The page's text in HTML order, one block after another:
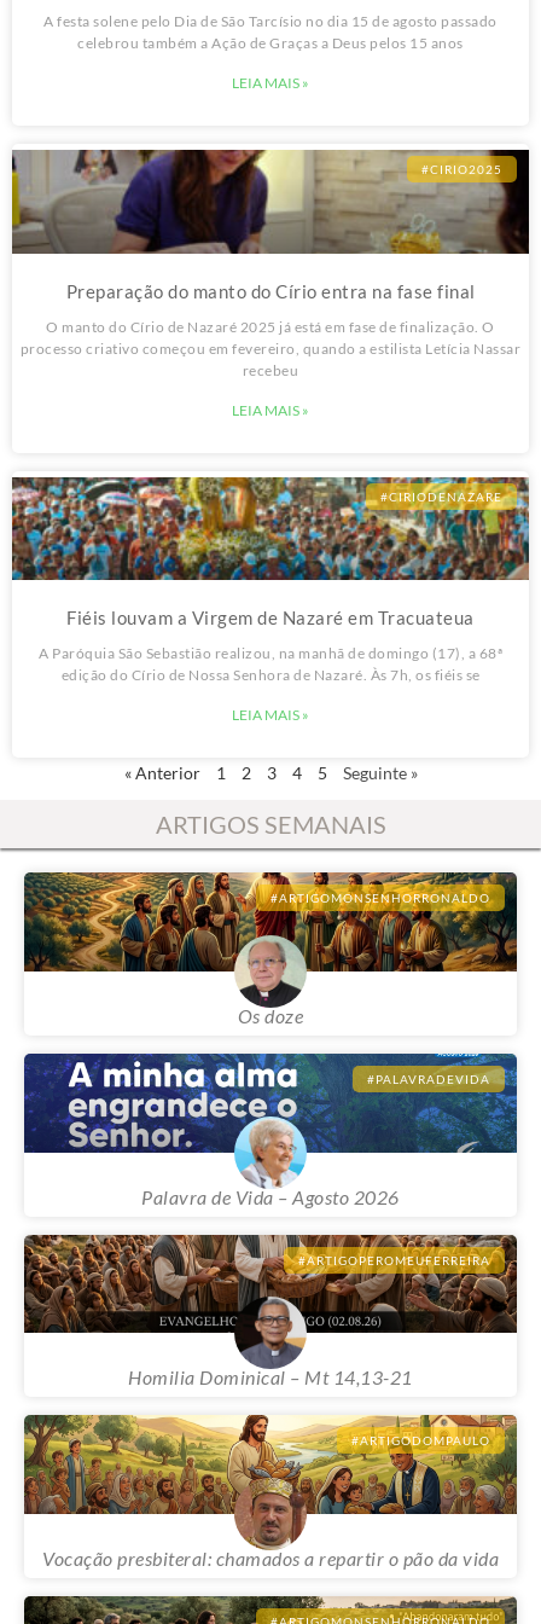
Gratidão, Dom Alberto!
celebrou também a Ação de Graças a Deus pelos 15 anos
#CIRIO2025
Preparação do manto do Círio entra na fase final
O manto do Círio de Nazaré 2025 já está em fase de finalização. O
recebeu
#CIRIODENAZARE
Fiéis louvam a Virgem de Nazaré em Tracuateua
edição do Círio de Nossa Senhora de Nazaré. Às 7h, os fiéis se
« Anterior 1 2 3 4 5 Seguinte »
ARTIGOS SEMANAIS
#ARTIGOMONSENHORRONALDO
Os doze
#PALAVRADEVIDA
Palavra de Vida – Agosto 2026
#ARTIGOPEROMEUFERREIRA
Homilia Dominical – Mt 14,13-21
#ARTIGODOMPAULO
Vocação presbiteral: chamados a repartir o pão da vida